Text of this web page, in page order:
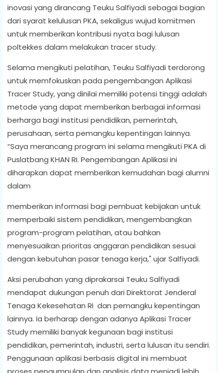
inovasi yang dirancang Teuku Salfiyadi sebagai bagian
dari syarat kelulusan PKA, sekaligus wujud komitmen
untuk memberikan kontribusi nyata bagi lulusan
poltekkes dalam melakukan tracer study.
Selama mengikuti pelatihan, Teuku Salfiyadi terdorong
untuk memfokuskan pada pengembangan Aplikasi
Tracer Study, yang dinilai memiliki potensi tinggi adalah
metode yang dapat memberikan berbagai informasi
berharga bagi institusi pendidikan, pemerintah,
perusahaan, serta pemangku kepentingan lainnya.
“Saya merancang program ini selama mengikuti PKA di
Puslatbang KHAN RI. Pengembangan Aplikasi ini
diharapkan dapat memberikan kemudahan bagi alumni
dalam
memberikan informasi bagi pembuat kebijakan untuk
memperbaiki sistem pendidikan, mengembangkan
program-program pelatihan, atau bahkan
menyesuaikan prioritas anggaran pendidikan sesuai
dengan kebutuhan pasar tenaga kerja," ujar Salfiyadi.
Aksi perubahan yang diprakarsai Teuku Salfiyadi
mendapat dukungan penuh dari Direktorat Jenderal
Tenaga Kekesehatan RI dan pemangku kepentingan
lainnya. Ia berharap dengan adanya Aplikasi Tracer
Study memiliki banyak kegunaan bagi institusi
pendidikan, pemerintah, industri, serta lulusan itu sendiri.
Penggunaan aplikasi berbasis digital ini membuat